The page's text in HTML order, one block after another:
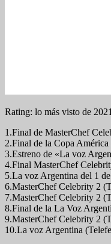
Rating: lo más visto de
1.Final de MasterChef
2.Final de la Copa
3.Estreno de «La voz
4.Final MasterChef
5.La voz Argentina del 1
6.MasterChef Celebrity 2
7.MasterChef Celebrity 2
8.Final de la La Voz
9.MasterChef Celebrity 2
10.La voz Argentina